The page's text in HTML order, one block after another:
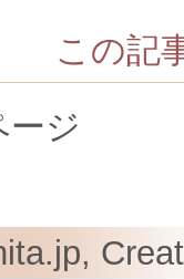
この記
ージ